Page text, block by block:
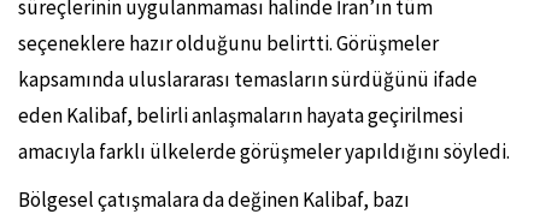
süreçlerinin uygulanmaması halinde İran’ın tüm
seçeneklere hazır olduğunu belirtti. Görüşmeler
kapsamında uluslararası temasların sürdüğünü ifade
eden Kalibaf, belirli anlaşmaların hayata geçirilmesi
amacıyla farklı ülkelerde görüşmeler yapıldığını söyledi.
Bölgesel çatışmalara da değinen Kalibaf, bazı